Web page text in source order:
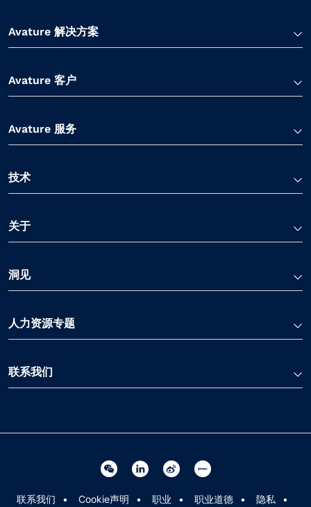
Avature 解决方案
Avature 客户
Avature 服务
技术
关于
洞见
人力资源专题
联系我们
Linkedin 关联
Weibo 关联Youku 关联
联系我们 Cookie声明 职业 职业道德 隐私